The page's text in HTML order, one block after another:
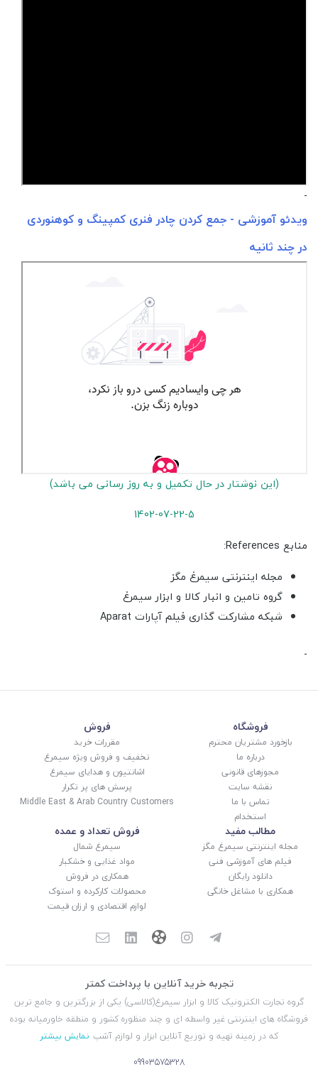
-
ویدئو آموزشی - جمع کردن چادر فنری کمپینگ و کوهنوردی
در چند ثانیه
(این نوشتار در حال تکمیل و به روز رسانی می باشد)
1402-07-22-5
منابع References:
مجله اینترنتی سیمرغ مگز
گروه تامین و انبار کالا و ابزار سیمرغ
شبکه مشارکت گذاری فیلم آپارات Aparat
-
فروشگاه
بازخورد مشتریان محترم
درباره ما
مجوزهای قانونی
نقشه سایت
تماس با ما
استخدام
فروش
مقررات خرید
تخفیف و فروش ویژه سیمرغ
اشانتیون و هدایای سیمرغ
پرسش های پر تکرار
Middle East & Arab Country Customers
مطالب مفید
مجله اینترنتی سیمرغ مگز
فیلم های آموزشی فنی
دانلود رایگان
همکاری با مشاغل خانگی
فروش تعداد و عمده
سیمرغ شمال
مواد غذایی و خشکبار
همکاری در فروش
محصولات کارکرده و استوک
لوازم اقتصادی و ارزان قیمت
تجربه خرید آنلاین با پرداخت کمتر
گروه تجارت الکترونیک کالا و ابزار سیمرغ(کالاسی) یکی از بزرگترین و جامع ترین
فروشگاه های اینترنتی غیر واسطه ای و چند منظوره کشور و منطقه خاورمیانه بوده
که در زمینه تهیه و توزیع آنلاین ابزار و لوازم آشپ نمایش بیشتر
09903575328